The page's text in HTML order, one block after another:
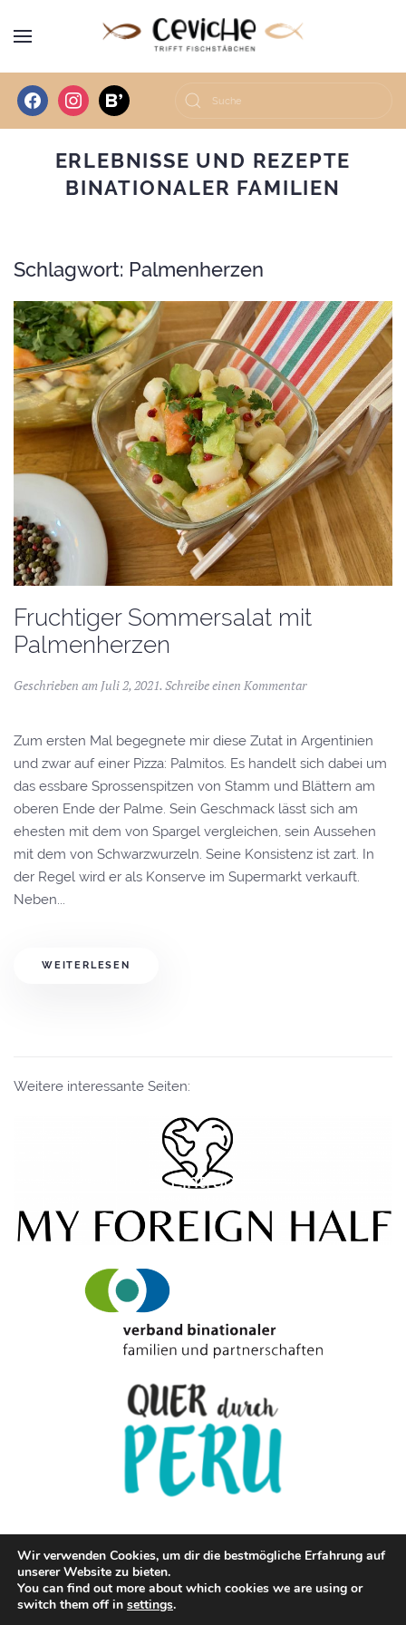
facebookinstagrambloglovin
ERLEBNISSE UND REZEPTE
BINATIONALER FAMILIEN
Schlagwort: Palmenherzen
Fruchtiger Sommersalat mit
Palmenherzen
Geschrieben am Juli 2, 2021. Schreibe einen Kommentar
Zum ersten Mal begegnete mir diese Zutat in Argentinien
und zwar auf einer Pizza: Palmitos. Es handelt sich dabei um
das essbare Sprossenspitzen von Stamm und Blättern am
oberen Ende der Palme. Sein Geschmack lässt sich am
ehesten mit dem von Spargel vergleichen, sein Aussehen
mit dem von Schwarzwurzeln. Seine Konsistenz ist zart. In
der Regel wird er als Konserve im Supermarkt verkauft.
Neben...
WEITERLESEN
Weitere interessante Seiten:
Eintrag
© Copyright Cevichetrifftfischstaebchen.de 2020
Wir verwenden Cookies, um dir die bestmögliche Erfahrung auf
unserer Website zu bieten.
You can find out more about which cookies we are using or
switch them off in settings.